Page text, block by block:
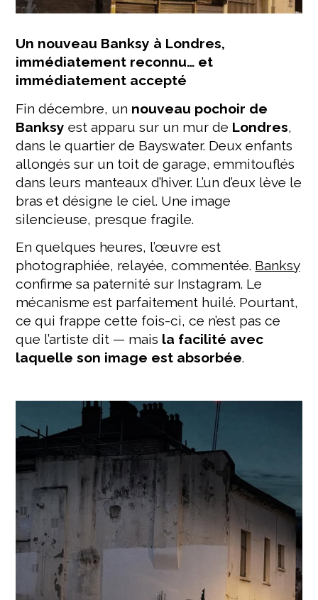
Un nouveau Banksy à Londres,
immédiatement reconnu… et
immédiatement accepté
Fin décembre, un nouveau pochoir de
Banksy est apparu sur un mur de Londres,
dans le quartier de Bayswater. Deux enfants
allongés sur un toit de garage, emmitouflés
dans leurs manteaux d’hiver. L’un d’eux lève le
bras et désigne le ciel. Une image
silencieuse, presque fragile.
En quelques heures, l’œuvre est
photographiée, relayée, commentée. Banksy
confirme sa paternité sur Instagram. Le
mécanisme est parfaitement huilé. Pourtant,
ce qui frappe cette fois-ci, ce n’est pas ce
que l’artiste dit — mais la facilité avec
laquelle son image est absorbée.